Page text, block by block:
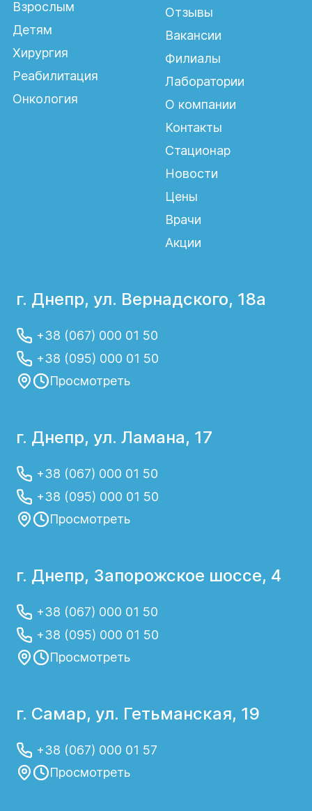
Взрослым
Детям
Хирургия
Реабилитация
Онкология
Отзывы
Вакансии
Филиалы
Лаборатории
О компании
Контакты
Стационар
Новости
Цены
Врачи
Акции
г. Днепр, ул. Вернадского, 18а
+38 (067) 000 01 50
+38 (095) 000 01 50
Просмотреть
г. Днепр, ул. Ламана, 17
+38 (067) 000 01 50
+38 (095) 000 01 50
Просмотреть
г. Днепр, Запорожское шоссе, 4
+38 (067) 000 01 50
+38 (095) 000 01 50
Просмотреть
г. Самар, ул. Гетьманская, 19
+38 (067) 000 01 57
Просмотреть